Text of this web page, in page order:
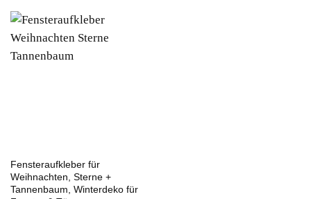
Fensteraufkleber für
Weihnachten, Sterne +
Tannenbaum, Winterdeko für